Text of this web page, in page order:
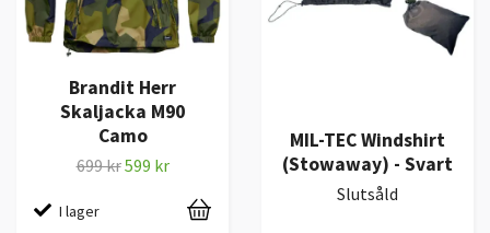
Brandit Herr
Skaljacka M90
Camo
699 kr599 kr
I lager
MIL-TEC Windshirt
(Stowaway) - Svart
Slutsåld